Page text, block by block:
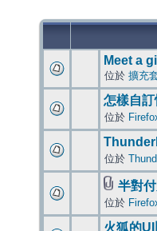
Meet a
位於 擴充
怎樣自
位於
位於
半對
位於
火狐的